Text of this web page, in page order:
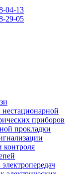
04-13
29-05
приборов
прокладки
контроля